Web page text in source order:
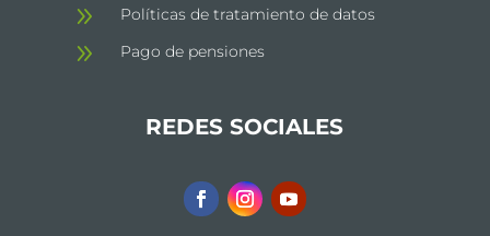
9 Políticas de tratamiento de datos
9 Pago de pensiones
REDES SOCIALES